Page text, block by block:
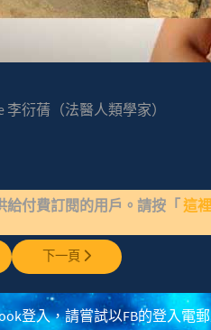
李衍蒨（法醫人類學家）
給付費訂閱的用戶。請按「這裡
- 拉斯維加斯槍擊案
下一篇文章: EP0263 - 變形種
下一頁
登入，請嘗試以FB的登入電